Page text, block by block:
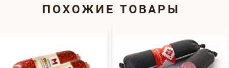
ПОХОЖИЕ ТОВАРЫ